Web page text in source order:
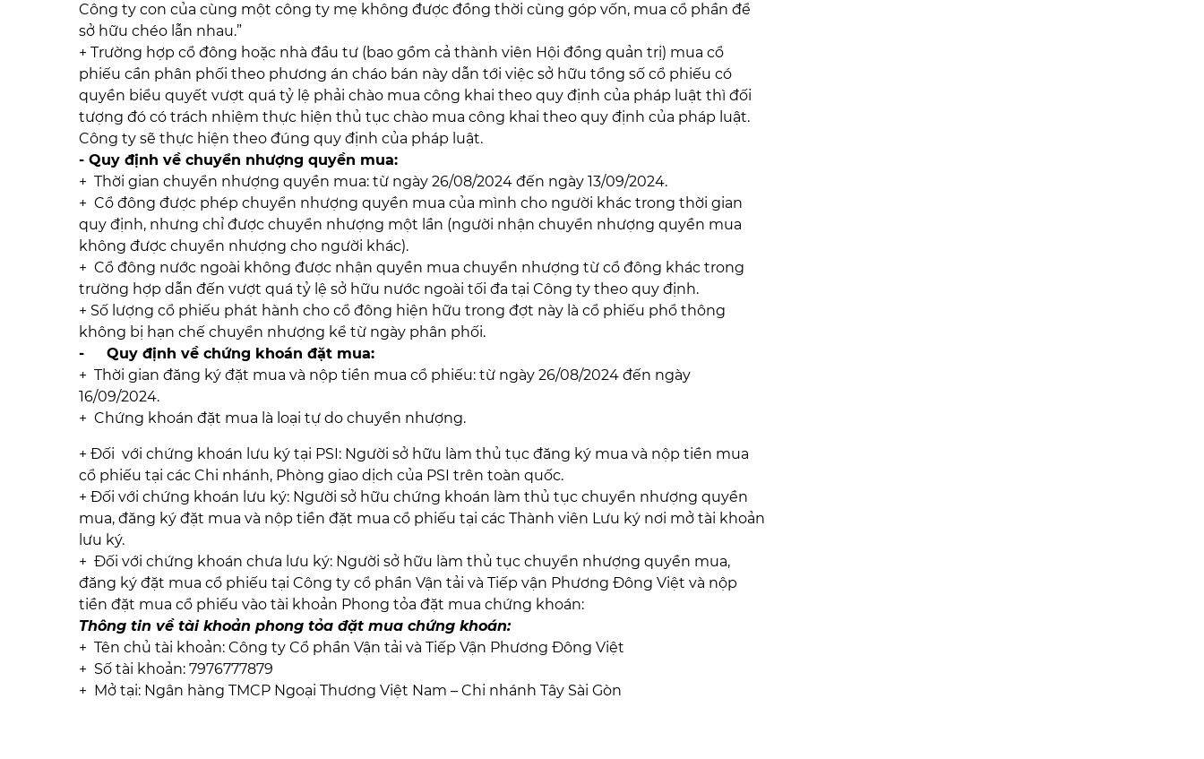
Công ty con của cùng một công ty mẹ không được đồng thời cùng góp vốn, mua cổ phần để
sở hữu chéo lẫn nhau.”
+ Trường hợp cổ đông hoặc nhà đầu tư (bao gồm cả thành viên Hội đồng quản trị) mua cổ
phiếu cần phân phối theo phương án cháo bán này dẫn tới việc sở hữu tổng số cổ phiếu có
quyền biểu quyết vượt quá tỷ lệ phải chào mua công khai theo quy định của pháp luật thì đối
tượng đó có trách nhiệm thực hiện thủ tục chào mua công khai theo quy định của pháp luật.
Công ty sẽ thực hiện theo đúng quy định của pháp luật.
- Quy định về chuyển nhượng quyền mua:
+ Thời gian chuyển nhượng quyền mua: từ ngày 26/08/2024 đến ngày 13/09/2024.
+ Cổ đông được phép chuyển nhượng quyền mua của mình cho người khác trong thời gian
quy định, nhưng chỉ được chuyển nhượng một lần (người nhận chuyển nhượng quyền mua
không được chuyển nhượng cho người khác).
+ Cổ đông nước ngoài không được nhận quyền mua chuyển nhượng từ cổ đông khác trong
trường hợp dẫn đến vượt quá tỷ lệ sở hữu nước ngoài tối đa tại Công ty theo quy định.
+ Số lượng cổ phiếu phát hành cho cổ đông hiện hữu trong đợt này là cổ phiếu phổ thông
không bị hạn chế chuyển nhượng kể từ ngày phân phối.
- Quy định về chứng khoán đặt mua:
+ Thời gian đăng ký đặt mua và nộp tiền mua cổ phiếu: từ ngày 26/08/2024 đến ngày
16/09/2024.
+ Chứng khoán đặt mua là loại tự do chuyển nhượng.
+ Đối với chứng khoán lưu ký tại PSI: Người sở hữu làm thủ tục đăng ký mua và nộp tiền mua
cổ phiếu tại các Chi nhánh, Phòng giao dịch của PSI trên toàn quốc.
+ Đối với chứng khoán lưu ký: Người sở hữu chứng khoán làm thủ tục chuyển nhượng quyền
mua, đăng ký đặt mua và nộp tiền đặt mua cổ phiếu tại các Thành viên Lưu ký nơi mở tài khoản
lưu ký.
+ Đối với chứng khoán chưa lưu ký: Người sở hữu làm thủ tục chuyển nhượng quyền mua,
đăng ký đặt mua cổ phiếu tại Công ty cổ phần Vận tải và Tiếp vận Phương Đông Việt và nộp
tiền đặt mua cổ phiếu vào tài khoản Phong tỏa đặt mua chứng khoán:
Thông tin về tài khoản phong tỏa đặt mua chứng khoán:
+ Tên chủ tài khoản: Công ty Cổ phần Vận tải và Tiếp Vận Phương Đông Việt
+ Số tài khoản: 7976777879
+ Mở tại: Ngân hàng TMCP Ngoại Thương Việt Nam – Chi nhánh Tây Sài Gòn